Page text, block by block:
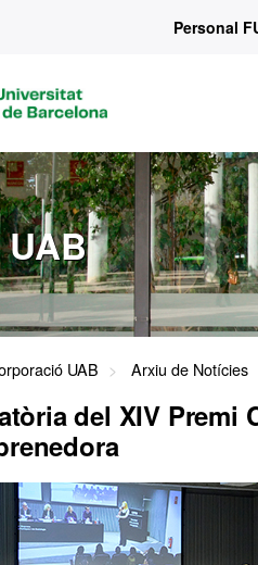
Personal
UAB Arxiu de Notícies
del XIV Premi